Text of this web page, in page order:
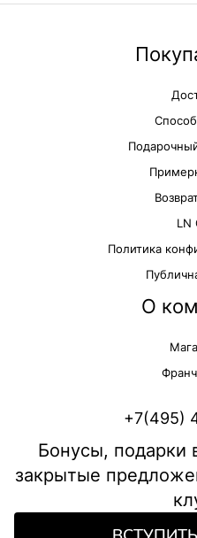
Серебряный
LN
Политика
О
+7(495)
Бонусы, подарки
закрытые